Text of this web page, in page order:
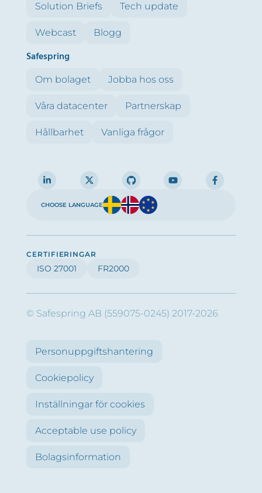
Solution Briefs Tech update
Webcast Blogg
Safespring
Om bolaget Jobba hos oss
Våra datacenter Partnerskap
Hållbarhet Vanliga frågor
CHOOSE LANGUAGE
CERTIFIERINGAR
ISO 27001 FR2000
© Safespring AB (559075-0245) 2017-2026
Personuppgiftshantering
Cookiepolicy
Inställningar för cookies
Acceptable use policy
Bolagsinformation